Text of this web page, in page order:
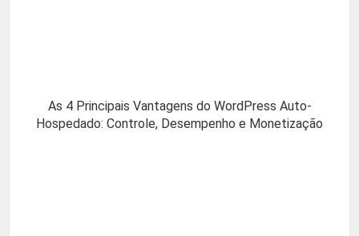
As 4 Principais Vantagens do WordPress Auto-
Hospedado: Controle, Desempenho e Monetização